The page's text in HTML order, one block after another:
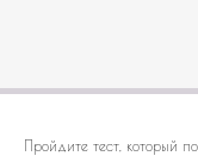
Пройдите тест, который